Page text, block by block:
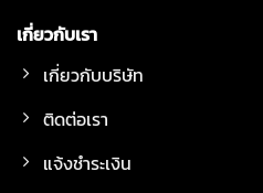
เกี่ยวกับเรา
เกี่ยวกับบริษัท
ติดต่อเรา
แจ้งชำระเงิน